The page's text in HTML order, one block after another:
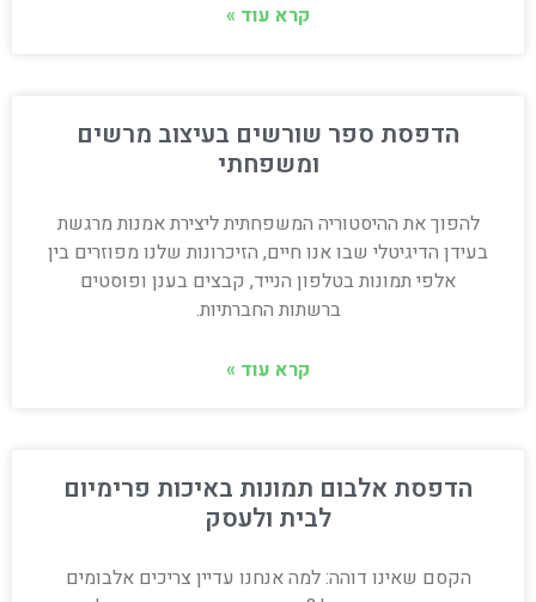
קרא עוד »
הדפסת ספר שורשים בעיצוב מרשים
ומשפחתי
להפוך את ההיסטוריה המשפחתית ליצירת אמנות מרגשת
בעידן הדיגיטלי שבו אנו חיים, הזיכרונות שלנו מפוזרים בין
אלפי תמונות בטלפון הנייד, קבצים בענן ופוסטים
ברשתות החברתיות.
קרא עוד »
הדפסת אלבום תמונות באיכות פרימיום
לבית ולעסק
הקסם שאינו דוהה: למה אנחנו עדיין צריכים אלבומים